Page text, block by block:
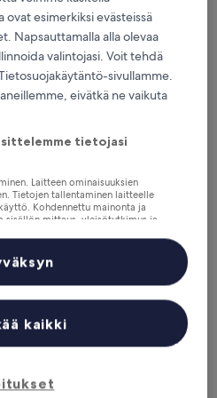
Ensi viikonloppuna
14.8. - 16.8.
yöpyä?
matkailija-arvostelujen ja
Hotels.com. Nämä Furnes -
sijaintia ja matkailijan
5.8.2026.
esimerkiksi evästeissä
Napsauttamalla alla olevaa
valintojasi. Voit tehdä
sivullamme.
eivätkä ne vaikuta
tietojasi
Laitteen ominaisuuksien
Tietojen tallentaminen laitteelle
Kohdennettu mainonta ja
sisällön mittaus, yleisötutkimus ja
kaikki